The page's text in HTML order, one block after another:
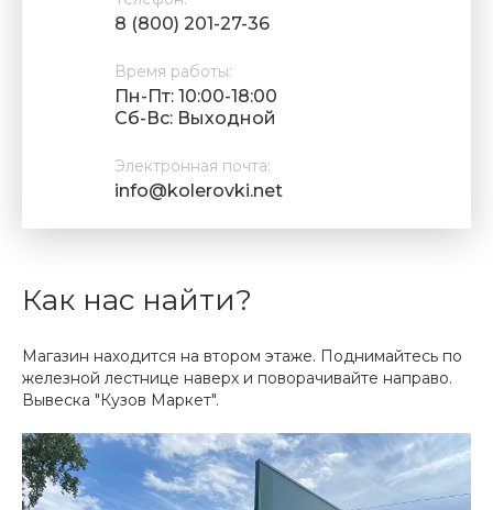
8 (800) 201-27-36
Время работы:
Пн-Пт: 10:00-18:00
Cб-Вс: Выходной
Электронная почта:
info@kolerovki.net
Как нас найти?
Магазин находится на втором этаже. Поднимайтесь по
железной лестнице наверх и поворачивайте направо.
Вывеска "Кузов Маркет".